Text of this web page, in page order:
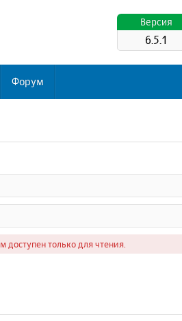
Версия
6.5.1
Форум
доступен только для чтения.